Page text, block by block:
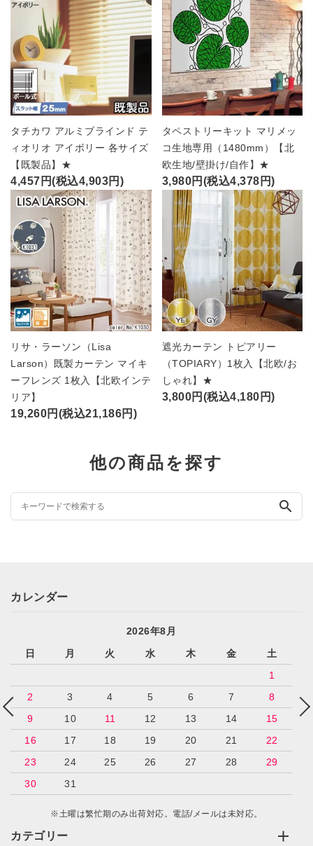
タチカワ アルミブラインド テ
ィオリオ アイボリー 各サイズ
【既製品】★
4,457円(税込4,903円)
タペストリーキット マリメッ
コ生地専用（1480mm）【北
欧生地/壁掛け/自作】★
3,980円(税込4,378円)
リサ・ラーソン（Lisa
Larson）既製カーテン マイキ
ーフレンズ 1枚入【北欧インテ
リア】
19,260円(税込21,186円)
遮光カーテン トピアリー
（TOPIARY）1枚入【北欧/お
しゃれ】★
3,800円(税込4,180円)
他の商品を探す
search
カテゴリー
カレンダー
2026年8月
日
月 火 水 木 金
土
1
2
3 4 5 6 7
8
9
10 11 12 13 14
15
16
17 18 19 20 21
22
23
24 25 26 27 28
29
30
31
※土曜は繁忙期のみ出荷対応。電話/メールは未対応。